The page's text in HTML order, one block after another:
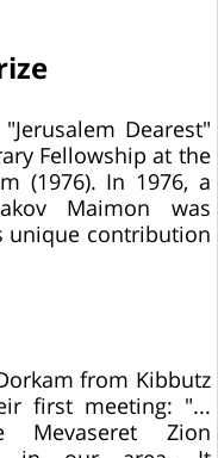
Dearest"
Fellowship at the
(1976). In 1976, a
Maimon was
unique contribution
from Kibbutz
first meeting: "...
Mevaseret Zion